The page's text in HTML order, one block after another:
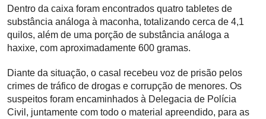
Dentro da caixa foram encontrados quatro tabletes de
substância análoga à maconha, totalizando cerca de 4,1
quilos, além de uma porção de substância análoga a
haxixe, com aproximadamente 600 gramas.
Diante da situação, o casal recebeu voz de prisão pelos
crimes de tráfico de drogas e corrupção de menores. Os
suspeitos foram encaminhados à Delegacia de Polícia
Civil, juntamente com todo o material apreendido, para as